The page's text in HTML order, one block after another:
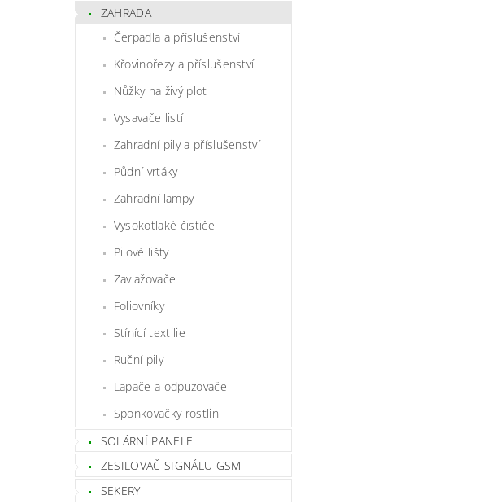
ZAHRADA
Čerpadla a příslušenství
Křovinořezy a příslušenství
Nůžky na živý plot
Vysavače listí
Zahradní pily a příslušenství
Půdní vrtáky
Zahradní lampy
Vysokotlaké čističe
Pilové lišty
Zavlažovače
Foliovníky
Stínící textilie
Ruční pily
Lapače a odpuzovače
Sponkovačky rostlin
SOLÁRNÍ PANELE
ZESILOVAČ SIGNÁLU GSM
SEKERY